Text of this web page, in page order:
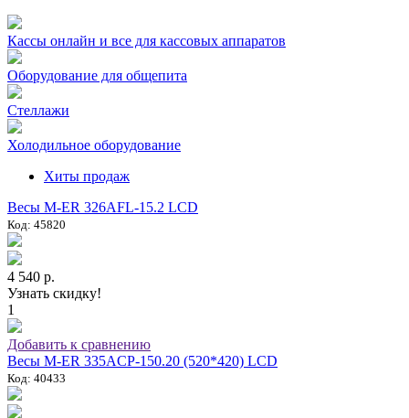
Кассы онлайн и все для кассовых аппаратов
Оборудование для общепита
Стеллажи
Холодильное оборудование
Хиты продаж
Весы M-ER 326AFL-15.2 LCD
Код: 45820
4 540 р.
Узнать скидку!
1
Добавить к сравнению
Весы M-ER 335ACP-150.20 (520*420) LCD
Код: 40433